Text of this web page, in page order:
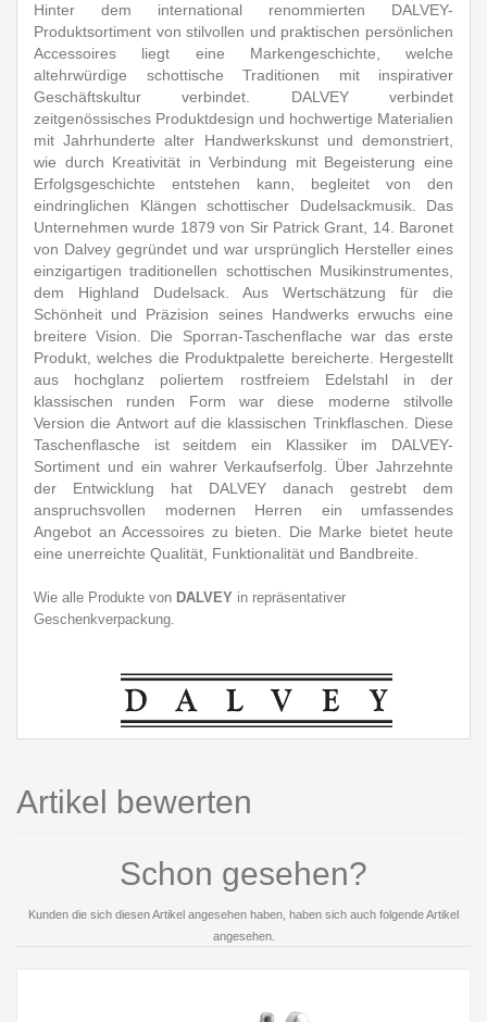
Hinter dem international renommierten DALVEY-
Produktsortiment von stilvollen und praktischen persönlichen
Accessoires liegt eine Markengeschichte, welche
altehrwürdige schottische Traditionen mit inspirativer
Geschäftskultur verbindet. DALVEY verbindet
zeitgenössisches Produktdesign und hochwertige Materialien
mit Jahrhunderte alter Handwerkskunst und demonstriert,
wie durch Kreativität in Verbindung mit Begeisterung eine
Erfolgsgeschichte entstehen kann, begleitet von den
eindringlichen Klängen schottischer Dudelsackmusik. Das
Unternehmen wurde 1879 von Sir Patrick Grant, 14. Baronet
von Dalvey gegründet und war ursprünglich Hersteller eines
einzigartigen traditionellen schottischen Musikinstrumentes,
dem Highland Dudelsack. Aus Wertschätzung für die
Schönheit und Präzision seines Handwerks erwuchs eine
breitere Vision. Die Sporran-Taschenflache war das erste
Produkt, welches die Produktpalette bereicherte. Hergestellt
aus hochglanz poliertem rostfreiem Edelstahl in der
klassischen runden Form war diese moderne stilvolle
Version die Antwort auf die klassischen Trinkflaschen. Diese
Taschenflasche ist seitdem ein Klassiker im DALVEY-
Sortiment und ein wahrer Verkaufserfolg. Über Jahrzehnte
der Entwicklung hat DALVEY danach gestrebt dem
anspruchsvollen modernen Herren ein umfassendes
Angebot an Accessoires zu bieten. Die Marke bietet heute
eine unerreichte Qualität, Funktionalität und Bandbreite.
Wie alle Produkte von DALVEY in repräsentativer
Geschenkverpackung.
Artikel bewerten
Schon gesehen?
Kunden die sich diesen Artikel angesehen haben, haben sich auch folgende Artikel
angesehen.